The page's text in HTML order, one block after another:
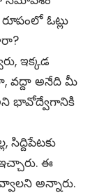
ఓట్లు
ఇక్కడ
వద్దా అనేది మీ
అని భావోద్వేగానికి
సిద్దిపేటకు
ఈ
అన్నారు.